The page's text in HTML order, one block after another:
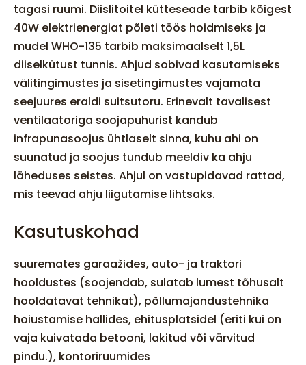
tagasi ruumi. Diislitoitel kütteseade tarbib kõigest
40W elektrienergiat põleti töös hoidmiseks ja
mudel WHO-135 tarbib maksimaalselt 1,5L
diiselkütust tunnis. Ahjud sobivad kasutamiseks
välitingimustes ja sisetingimustes vajamata
seejuures eraldi suitsutoru. Erinevalt tavalisest
ventilaatoriga soojapuhurist kandub
infrapunasoojus ühtlaselt sinna, kuhu ahi on
suunatud ja soojus tundub meeldiv ka ahju
läheduses seistes. Ahjul on vastupidavad rattad,
mis teevad ahju liigutamise lihtsaks.
Kasutuskohad
suuremates garaažides, auto- ja traktori
hooldustes (soojendab, sulatab lumest tõhusalt
hooldatavat tehnikat), põllumajandustehnika
hoiustamise hallides, ehitusplatsidel (eriti kui on
vaja kuivatada betooni, lakitud või värvitud
pindu.), kontoriruumides